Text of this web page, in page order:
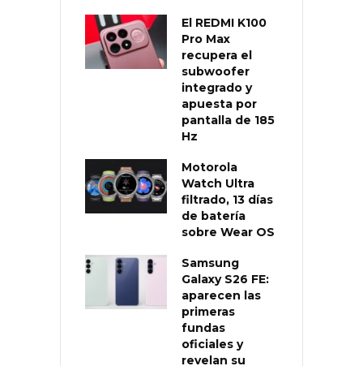
El REDMI K100
Pro Max
recupera el
subwoofer
integrado y
apuesta por
pantalla de 185
Hz
Motorola
Watch Ultra
filtrado, 13 días
de batería
sobre Wear OS
Samsung
Galaxy S26 FE:
aparecen las
primeras
fundas
oficiales y
revelan su